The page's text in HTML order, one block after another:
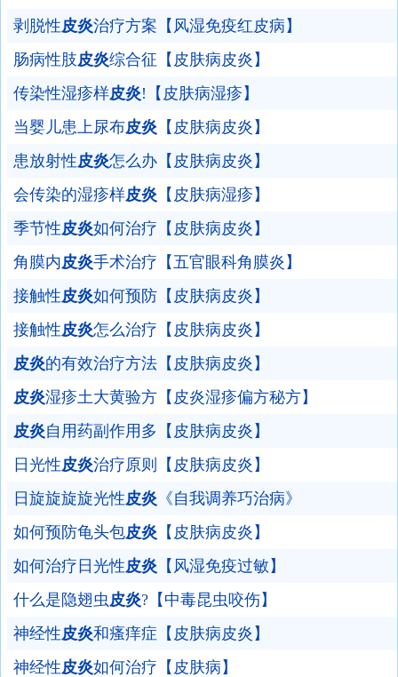
剥脱性皮炎治疗方案【风湿免疫红皮病】
肠病性肢皮炎综合征【皮肤病皮炎】
传染性湿疹样皮炎!【皮肤病湿疹】
当婴儿患上尿布皮炎 【皮肤病皮炎】
患放射性皮炎怎么办【皮肤病皮炎】
会传染的湿疹样皮炎 【皮肤病湿疹】
季节性皮炎如何治疗【皮肤病皮炎】
角膜内皮炎手术治疗【五官眼科角膜炎】
接触性皮炎如何预防【皮肤病皮炎】
接触性皮炎怎么治疗【皮肤病皮炎】
皮炎的有效治疗方法【皮肤病皮炎】
皮炎湿疹土大黄验方【皮炎湿疹偏方秘方】
皮炎自用药副作用多【皮肤病皮炎】
日光性皮炎治疗原则【皮肤病皮炎】
日旋旋旋旋光性皮炎 《自我调养巧治病》
如何预防龟头包皮炎 【皮肤病皮炎】
如何治疗日光性皮炎 【风湿免疫过敏】
什么是隐翅虫皮炎?【中毒昆虫咬伤】
神经性皮炎和瘙痒症【皮肤病皮炎】
神经性皮炎如何治疗【皮肤病】